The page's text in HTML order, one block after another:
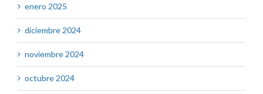
enero 2025
diciembre 2024
noviembre 2024
octubre 2024